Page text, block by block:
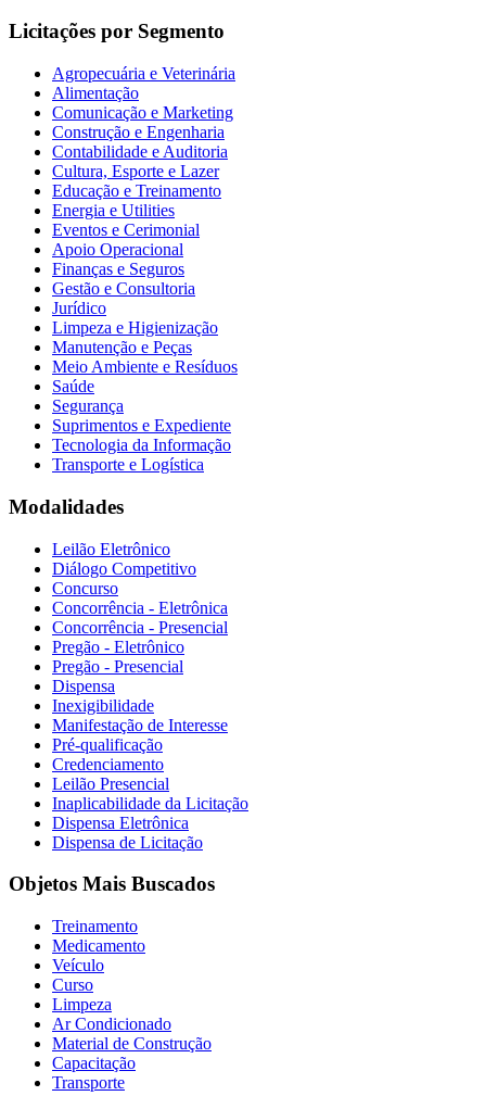
Licitações por Segmento
Agropecuária e Veterinária
Alimentação
Comunicação e Marketing
Construção e Engenharia
Contabilidade e Auditoria
Cultura, Esporte e Lazer
Educação e Treinamento
Energia e Utilities
Eventos e Cerimonial
Apoio Operacional
Finanças e Seguros
Gestão e Consultoria
Jurídico
Limpeza e Higienização
Manutenção e Peças
Meio Ambiente e Resíduos
Saúde
Segurança
Suprimentos e Expediente
Tecnologia da Informação
Transporte e Logística
Modalidades
Leilão Eletrônico
Diálogo Competitivo
Concurso
Concorrência - Eletrônica
Concorrência - Presencial
Pregão - Eletrônico
Pregão - Presencial
Dispensa
Inexigibilidade
Manifestação de Interesse
Pré-qualificação
Credenciamento
Leilão Presencial
Inaplicabilidade da Licitação
Dispensa Eletrônica
Dispensa de Licitação
Objetos Mais Buscados
Treinamento
Medicamento
Veículo
Curso
Limpeza
Ar Condicionado
Material de Construção
Capacitação
Transporte